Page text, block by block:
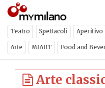
Teatro Spettacoli Aperitivo
Arte MIART Food and
Arte